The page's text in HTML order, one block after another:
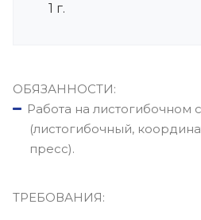
1 г.
ОБЯЗАННОСТИ:
Работа на листогибочном
(листогибочный,
пресс).
ТРЕБОВАНИЯ: